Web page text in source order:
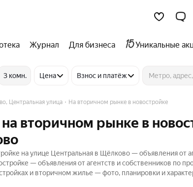
Журнал Для бизнеса Уникальные
3 комн. Цена Взнос и платёж
Центральная улица На вторичном рынке в новостройке
вторичном рынке в
на улице Центральная в Щёлково — объявления от
— объявления от агентств и собственников по
и вторичном жилье — фото, планировки и